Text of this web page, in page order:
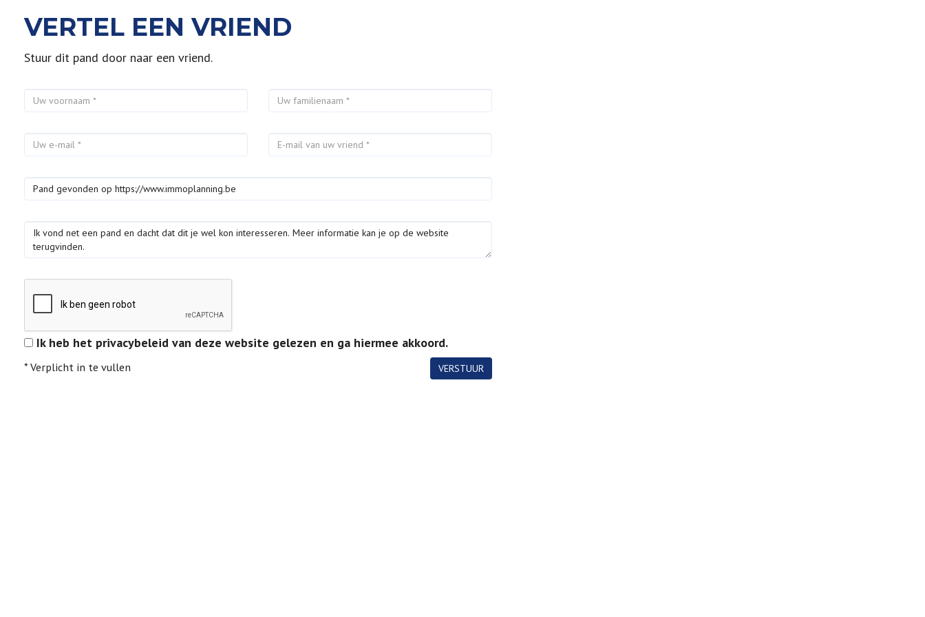
VERTEL EEN VRIEND
Stuur dit pand door naar een vriend.
Ik heb het privacybeleid van deze website gelezen en ga hiermee akkoord.
* Verplicht in te vullen